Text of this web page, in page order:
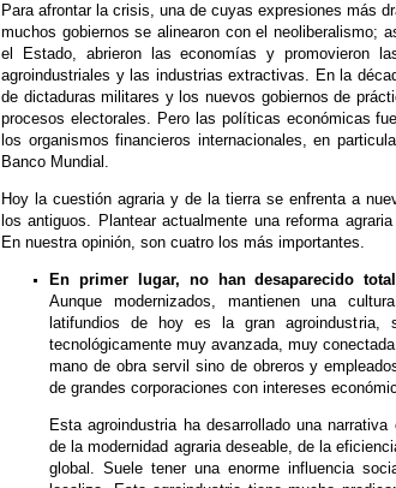
Para afrontar la crisis, una de cuyas expresiones más
muchos gobiernos se alinearon con el neoliberalismo;
el Estado, abrieron las economías y promovieron
agroindustriales y las industrias extractivas. En la
de dictaduras militares y los nuevos gobiernos de
procesos electorales. Pero las políticas económicas
los organismos financieros internacionales, en
Banco Mundial.
Hoy la cuestión agraria y de la tierra se enfrenta a
los antiguos. Plantear actualmente una reforma
En nuestra opinión, son cuatro los más importantes.
En primer lugar, no han desaparecido
Aunque modernizados, mantienen una
latifundios de hoy es la gran agroindustria,
tecnológicamente muy avanzada, muy
mano de obra servil sino de obreros y
de grandes corporaciones con intereses
Esta agroindustria ha desarrollado una
de la modernidad agraria deseable, de la
global. Suele tener una enorme influencia